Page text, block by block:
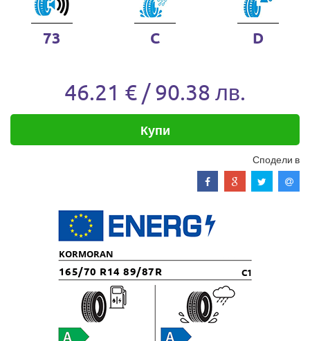
73 C D
46.21 € / 90.38 лв.
Купи
Сподели в
KORMORAN
165/70 R14 89/87R C1